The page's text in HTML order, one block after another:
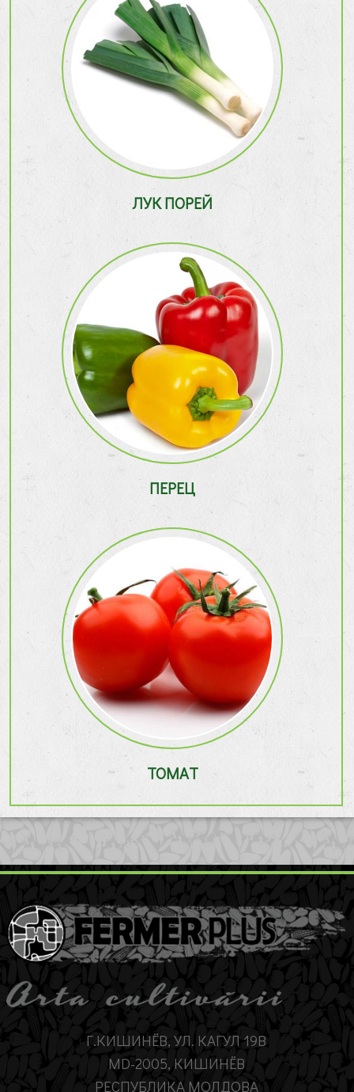
ЛУК ПОРЕЙ
ПЕРЕЦ
ТОМАТ
Г.КИШИНЁВ, УЛ. КАГУЛ 19B
MD-2005, КИШИНЁВ
РЕСПУБЛИКА МОЛДОВА